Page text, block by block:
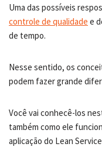
Uma das possíveis
controle de qualidade e
de tempo.
Nesse sentido, os
podem fazer grande
Você vai conhecê-los
também como ele
aplicação do Lean